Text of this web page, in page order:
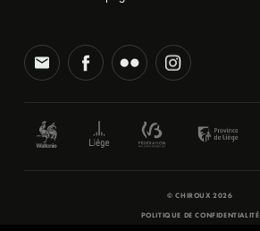
© CHIROUX 2026
POLITIQUE DE CONFIDENTIALITÉ